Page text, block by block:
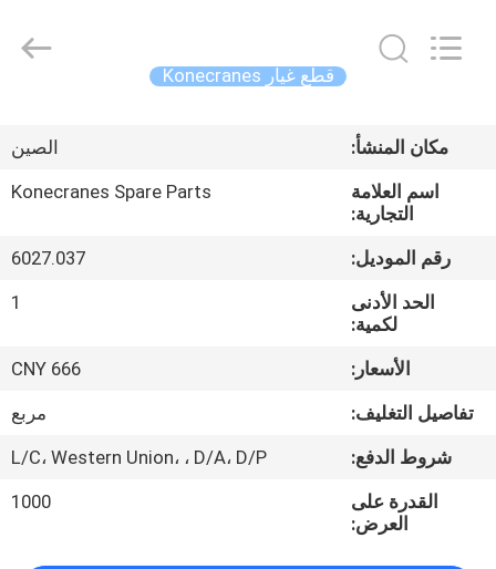
الرئيسية
منتجات
معلومات
جولة
المعمل
ruihuaxin
Electromechanical
قطع غيار Konecranes
مكان المنشأ:
الصين
اسم العلامة
التجارية:
Konecranes Spare Parts
رقم الموديل:
6027.037
الحد الأدنى
لكمية:
1
الأسعار:
CNY 666
تفاصيل التغليف:
مربع
شروط الدفع:
L/C، Western Union، ، D/A، D/P
القدرة على
العرض:
1000